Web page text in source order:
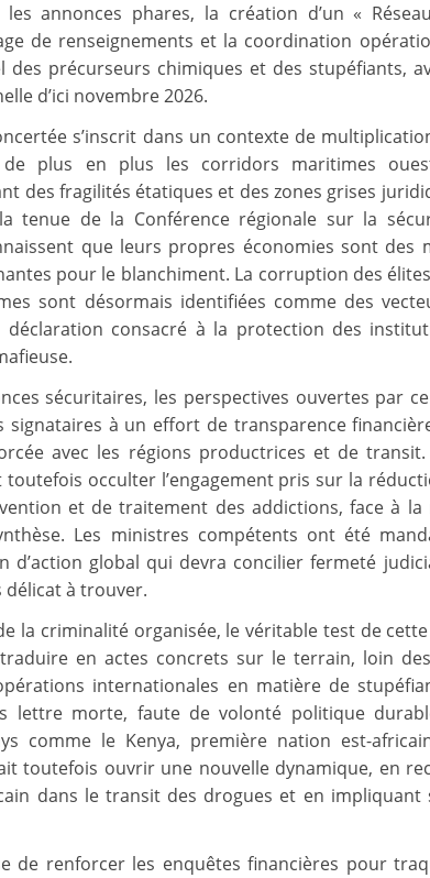
les annonces phares, la création d’un «
de renseignements et la coordination
des précurseurs chimiques et des stupéfiants,
d’ici novembre 2026.
s’inscrit dans un contexte de
plus en plus les corridors maritimes
des fragilités étatiques et des zones grises
tenue de la Conférence régionale sur la
que leurs propres économies sont des
pour le blanchiment. La corruption des
sont désormais identifiées comme des
consacré à la protection des
sécuritaires, les perspectives ouvertes par
signataires à un effort de transparence
avec les régions productrices et de
occulter l’engagement pris sur la
et de traitement des addictions, face à la
Les ministres compétents ont été
d’action global qui devra concilier fermeté
à trouver.
la criminalité organisée, le véritable test de
en actes concrets sur le terrain, loin
internationales en matière de
lettre morte, faute de volonté politique
comme le Kenya, première nation est-
toutefois ouvrir une nouvelle dynamique, en
dans le transit des drogues et en impliquant
de renforcer les enquêtes financières pour